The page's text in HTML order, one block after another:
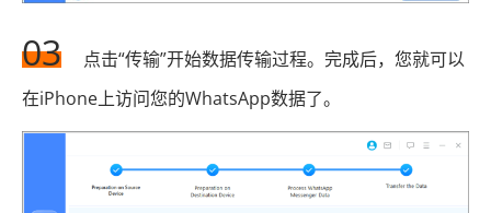
03
点击“传输”开始数据传输过程。完成后，您就可以
在iPhone上访问您的WhatsApp数据了。